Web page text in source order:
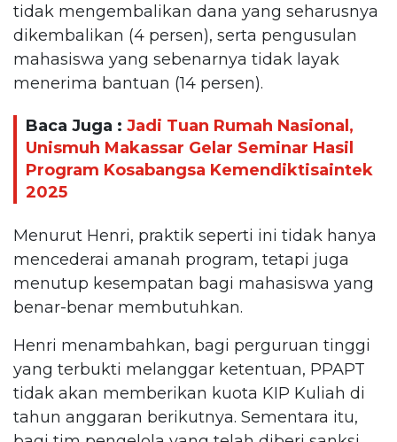
tidak mengembalikan dana yang seharusnya
dikembalikan (4 persen), serta pengusulan
mahasiswa yang sebenarnya tidak layak
menerima bantuan (14 persen).
Baca Juga : Jadi Tuan Rumah Nasional,
Unismuh Makassar Gelar Seminar Hasil
Program Kosabangsa Kemendiktisaintek
2025
Menurut Henri, praktik seperti ini tidak hanya
mencederai amanah program, tetapi juga
menutup kesempatan bagi mahasiswa yang
benar-benar membutuhkan.
Henri menambahkan, bagi perguruan tinggi
yang terbukti melanggar ketentuan, PPAPT
tidak akan memberikan kuota KIP Kuliah di
tahun anggaran berikutnya. Sementara itu,